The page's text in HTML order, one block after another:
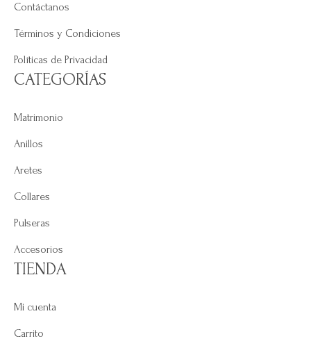
Contáctanos
Términos y Condiciones
Políticas de Privacidad
CATEGORÍAS
Matrimonio
Anillos
Aretes
Collares
Pulseras
Accesorios
TIENDA
Mi cuenta
Carrito